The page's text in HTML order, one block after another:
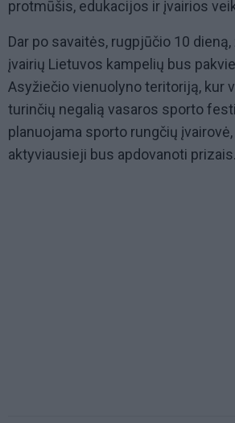
protmūšis, edukacijos ir įvairios
Dar po savaitės, rugpjūčio 10
įvairių Lietuvos kampelių bus
Asyžiečio vienuolyno teritoriją, kur
turinčių negalią vasaros sporto
planuojama sporto rungčių
aktyviausieji bus apdovanoti prizais.